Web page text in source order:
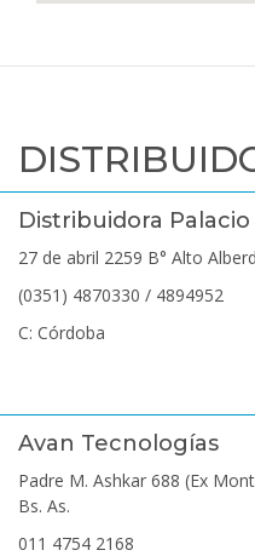
Distribuidora Palacio
27 de abril 2259 B° Alto
(0351) 4870330 / 4894952
C: Córdoba
Avan Tecnologías
Padre M. Ashkar 688 (Ex
Bs. As.
011 4754 2168